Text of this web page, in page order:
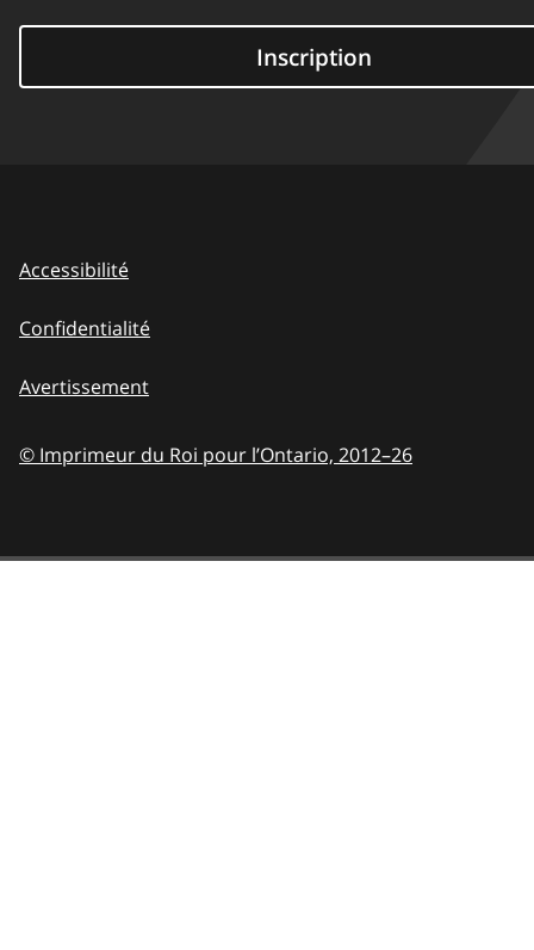
Inscription
Accessibilité
Confidentialité
Avertissement
© Imprimeur du Roi pour l’Ontario, 2012–26